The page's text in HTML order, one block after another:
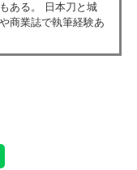
ある。 日本刀と城
商業誌で執筆経験あ